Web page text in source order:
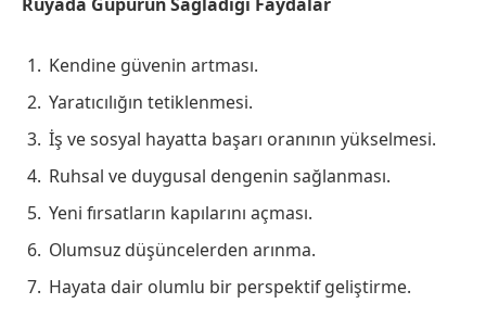
Kendine güvenin artması.
Yaratıcılığın tetiklenmesi.
İş ve sosyal hayatta başarı oranının yükselmesi.
Ruhsal ve duygusal dengenin sağlanması.
Yeni fırsatların kapılarını açması.
Olumsuz düşüncelerden arınma.
Hayata dair olumlu bir perspektif geliştirme.